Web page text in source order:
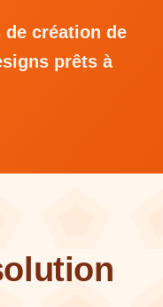
de création de
prêts à